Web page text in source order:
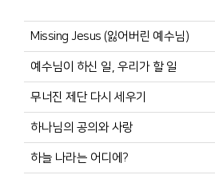
Missing Jesus (잃어버린 예수님)
예수님이 하신 일, 우리가 할 일
무너진 제단 다시 세우기
하나님의 공의와 사랑
하늘 나라는 어디에?